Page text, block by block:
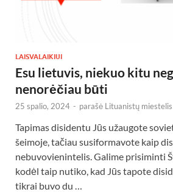
LAISVALAIKIUI
Esu lietuvis, niekuo kitu
nenorėčiau būti
25 spalio, 2024 - parašė Lituanistų miestelis
Tapimas disidentu Jūs užaugote
šeimoje, tačiau susiformavote kaip
nebuvovienintelis. Galime prisiminti
kodėl taip nutiko, kad Jūs tapote
tikrai buvo du …